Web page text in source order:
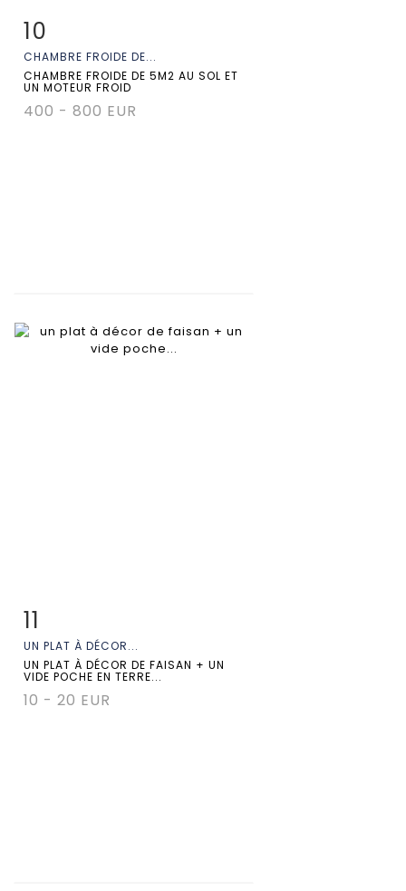
Fiche détaillée
10
CHAMBRE FROIDE DE...
CHAMBRE FROIDE DE 5M2 AU SOL ET
UN MOTEUR FROID
400 - 800 EUR
Fiche détaillée
11
UN PLAT À DÉCOR...
UN PLAT À DÉCOR DE FAISAN + UN
VIDE POCHE EN TERRE...
10 - 20 EUR